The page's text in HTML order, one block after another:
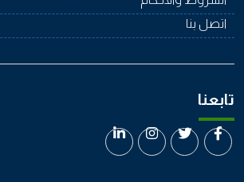
اتصل بنا
تابعنا